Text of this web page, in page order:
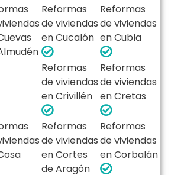
Reformas
de viviendas
en Cucalón
Reformas
de viviendas
en Cubla
Reformas
de viviendas
en Crivillén
Reformas
de viviendas
en Cretas
Reformas
de viviendas
en Cortes
de Aragón
Reformas
de viviendas
en Corbalán